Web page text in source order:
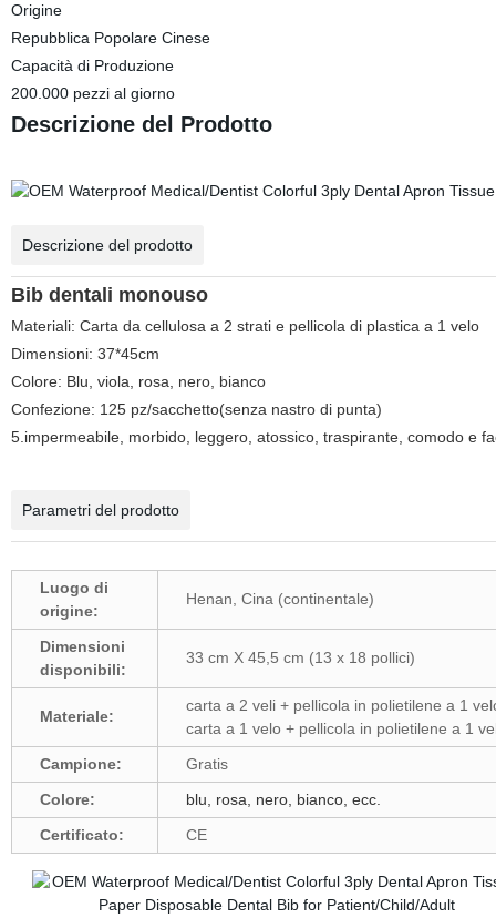
Origine
Repubblica Popolare Cinese
Capacità di Produzione
200.000 pezzi al giorno
Descrizione del Prodotto
Descrizione del prodotto
Bib dentali monouso
Materiali: Carta da cellulosa a 2 strati e pellicola di plastica a 1 velo
Dimensioni: 37*45cm
Colore: Blu, viola, rosa, nero, bianco
Confezione: 125 pz/sacchetto(senza nastro di punta)
5.impermeabile, morbido, leggero, atossico, traspirante, comodo e
Parametri del prodotto
Luogo di
origine:
Henan, Cina (continentale)
Dimensioni
disponibili:
33 cm X 45,5 cm (13 x 18 pollici)
Materiale:
carta a 2 veli + pellicola in polietilene a 1
carta a 1 velo + pellicola in polietilene a 1
Campione:
Gratis
Colore:
blu, rosa, nero, bianco, ecc.
Certificato:
CE